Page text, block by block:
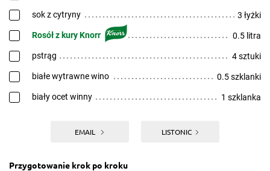
sok z cytryny 3 łyżki
Rosół z kury Knorr 0.5 litra
pstrąg 4 sztuki
białe wytrawne wino 0.5 szklanki
biały ocet winny 1 szklanka
EMAIL LISTONIC
Przygotowanie krok po kroku